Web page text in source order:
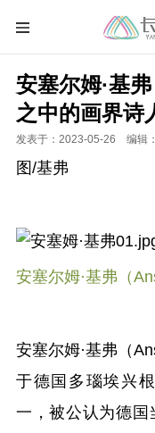
安塞尔姆·基
之中的画界诗
发表于：2023-05-26 编辑
图/基弗
安塞尔姆·基弗（
安塞尔姆·基弗（
于德国多瑙埃兴
一，被公认为德国